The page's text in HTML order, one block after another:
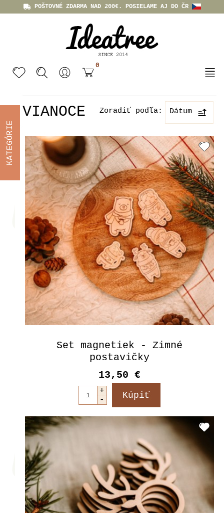
POŠTOVNÉ ZDARMA NAD 200€. POSIELAME AJ DO ČR
0
VIANOCE Zoradiť podľa: Dátum
Set magnetiek - Zimné
postavičky
13,50 €
KATEGÓRIE